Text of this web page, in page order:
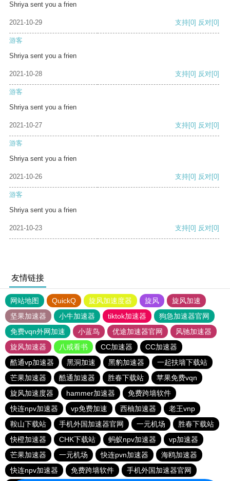
Shriya sent you a frien
2021-10-29 支持[0] 反对[0]
游客
Shriya sent you a frien
2021-10-28 支持[0] 反对[0]
游客
Shriya sent you a frien
2021-10-27 支持[0] 反对[0]
游客
Shriya sent you a frien
2021-10-26 支持[0] 反对[0]
游客
Shriya sent you a frien
2021-10-23 支持[0] 反对[0]
友情链接
网站地图 QuickQ 旋风加速度器 旋风
旋风加速
坚果加速器
小牛加速器 tiktok加速器
狗急加速器官网
免费vqn外网加速
小蓝鸟 优途加速器官网
风驰加速器
旋风加速器
八戒看书 CC加速器
CC加速器
酷通vp加速器
黑洞加速 黑豹加速器
一起扶墙下载站
芒果加速器
酷通加速器 胜春下载站
苹果免费vqn
旋风加速度器
hammer加速器
免费跨墙软件
快连npv加速器
vp免费加速 西柚加速器
老王vnp
鞍山下载站
手机外国加速器官网 一元机场
胜春下载站
快橙加速器
CHK下载站 蚂蚁npv加速器
vp加速器
芒果加速器
一元机场 快连pvn加速器
海鸥加速器
快连npv加速器
免费跨墙软件 手机外国加速器官网